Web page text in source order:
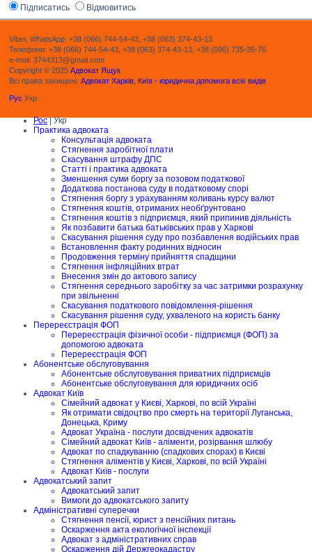
Підписатись Відмовитись
Viber, WhatsApp: +38 (066) 744-54-43, +38 (063) 374-43-13
Телефони: +38 (066) 744-54-43, +38 (063) 374-43-13, +38 (096) 735-35-76
e-mail: 3744313@gmail.com
Copyright © 2025 Адвокат Ящук
Всі права захищені. Адвокат Харків, Київ - юридична допомога всіх видів
Рус Укр
Рос| Укр
Практика адвоката
Консультація адвоката
Стягнення заробітної плати
Скасування штрафу ДПС
Статті і практика адвоката
Зменшення суми боргу за позовом податкової
Додаткова постанова суду в податковому спорі
Стягнення боргу з урахуванням коливань курсу валют
Стягнення коштів, отриманих необґрунтовано
Стягнення коштів з підприємця, який припинив діяльність
Як позбавити батька батьківських прав у Харкові
Скасування рішення суду про позбавлення водійських прав
Встановлення факту родинних відносин
Продовження терміну прийняття спадщини
Стягнення інфляційних втрат
Внесення змін до актового запису
Стягнення середнього заробітку за час затримки розрахунку
при звільненні
Скасування податкового повідомлення-рішення
Скасування рішення суду, ухваленого на користь банку
Перереєстрація ФОП
Перереєстрація фізичної особи - підприємця (ФОП) за
допомогою адвоката
Перереєстрація ФОП
Абонентське обслуговування
Абонентське обслуговування приватних підприємців
Абонентське обслуговування для юридичних осіб
Адвокат Київ
Сімейний адвокат у Києві, Харкові, по всій Україні
Як отримати свідоцтво про смерть на території Луганська,
Донецька, Криму
Адвокат Україна - послуги досвідчених адвокатів
Сімейний адвокат Київ - аліменти, розірвання шлюбу
Адвокат по спадкуванню (спадкових спорах) в Києві
Стягнення аліментів у Києві, Харкові, по всій Україні
Адвокат Київ - послуги
Адвокатський запит
Адвокатський запит
Вимоги до адвокатського запиту
Адміністративні суперечки
Стягнення пенсії, юрист з пенсійних питань
Оскарження акта екологічної інспекції
Адвокат з адміністративних справ
Оскарження дій Держгеокадастру